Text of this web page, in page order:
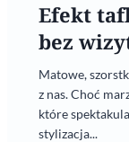
Efekt
bez
Matowe,
z nas. Choć
które
stylizacja...